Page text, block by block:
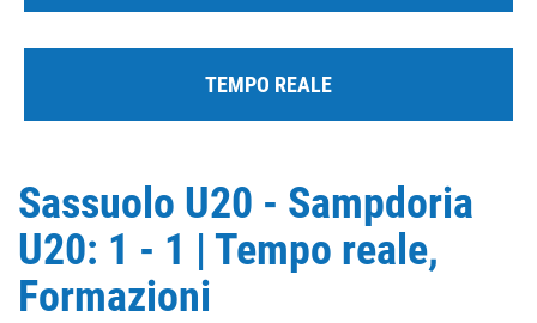
TEMPO REALE
Sassuolo U20 - Sampdoria
U20: 1 - 1 | Tempo reale,
Formazioni